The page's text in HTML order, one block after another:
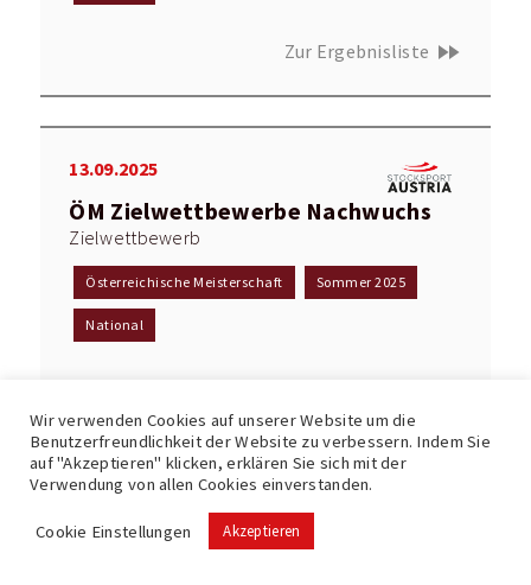
Zur Ergebnisliste fast_forward
13.09.2025
ÖM Zielwettbewerbe Nachwuchs
Zielwettbewerb
Österreichische Meisterschaft Sommer 2025
National
ÖM Mixed
Wir verwenden Cookies auf unserer Website um die
Benutzerfreundlichkeit der Website zu verbessern. Indem Sie
auf "Akzeptieren" klicken, erklären Sie sich mit der
Verwendung von allen Cookies einverstanden.
Cookie Einstellungen Akzeptieren